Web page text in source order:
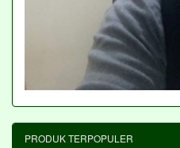
PRODUK TERPOPULER